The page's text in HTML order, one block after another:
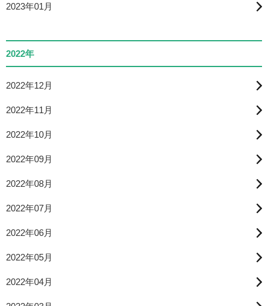
2023年01月
2022年
2022年12月
2022年11月
2022年10月
2022年09月
2022年08月
2022年07月
2022年06月
2022年05月
2022年04月